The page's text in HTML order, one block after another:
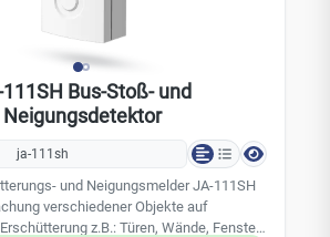
Bus-Stoß- und
Neigungsdetektor
ja-111sh
und Neigungsmelder JA-111SH
verschiedener Objekte auf
z.B.: Türen, Wände, Fenster,